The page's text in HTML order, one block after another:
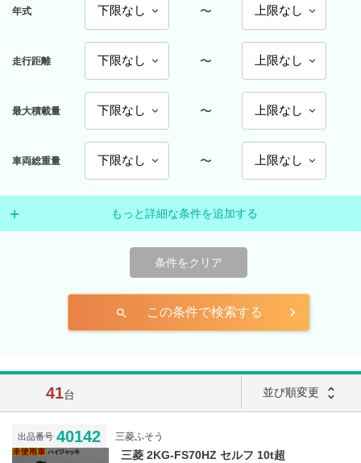
年式 〜
走行距離 〜
最大積載量 〜
車両総重量 〜
もっと詳細な条件を追加する
条件をクリア
search この条件で検索する
41台 並び順変更 unfold_more
出品番号 40142 三菱ふそう
三菱 2KG-FS70HZ セルフ 10t超